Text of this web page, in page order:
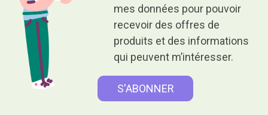
mes données pour pouvoir
recevoir des offres de
produits et des informations
qui peuvent m’intéresser.